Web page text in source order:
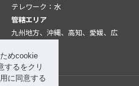
めcookie
するをクリ
に同意する
テレワーク：水
管轄エリア
九州地方、沖縄、高知、愛媛、広